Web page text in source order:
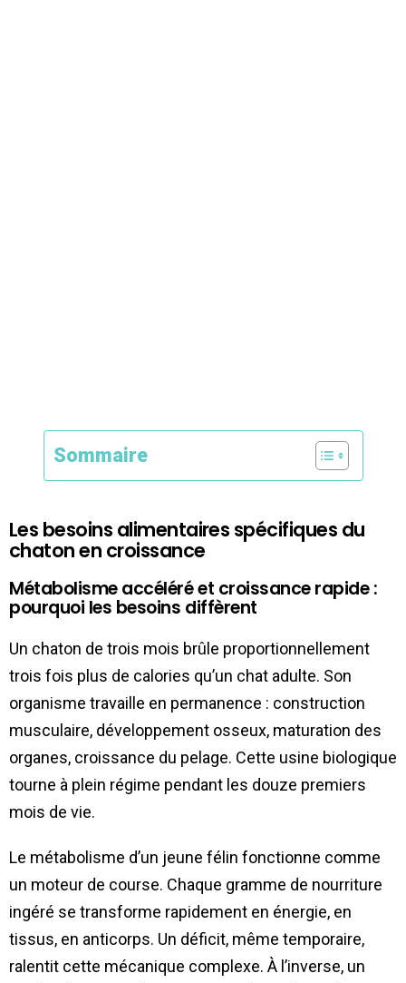
Sommaire
Les besoins alimentaires spécifiques du
chaton en croissance
Métabolisme accéléré et croissance rapide :
pourquoi les besoins diffèrent
Un chaton de trois mois brûle proportionnellement
trois fois plus de calories qu’un chat adulte. Son
organisme travaille en permanence : construction
musculaire, développement osseux, maturation des
organes, croissance du pelage. Cette usine biologique
tourne à plein régime pendant les douze premiers
mois de vie.
Le métabolisme d’un jeune félin fonctionne comme
un moteur de course. Chaque gramme de nourriture
ingéré se transforme rapidement en énergie, en
tissus, en anticorps. Un déficit, même temporaire,
ralentit cette mécanique complexe. À l’inverse, un